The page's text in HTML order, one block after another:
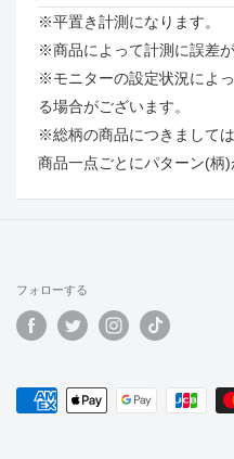
※平置き計測になります。
※商品によって計測に誤差
※モニターの設定状況によ
る場合がございます。
※総柄の商品につきまして
商品一点ごとにパターン(柄)
フォローする